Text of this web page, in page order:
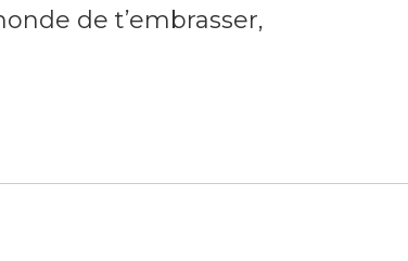
de t’embrasser,